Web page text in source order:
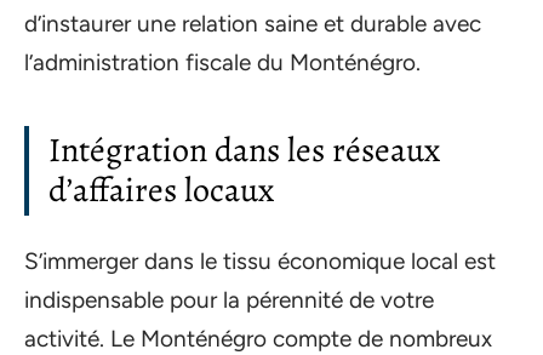
d’instaurer une relation saine et durable avec
l’administration fiscale du Monténégro.
Intégration dans les réseaux
d’affaires locaux
S’immerger dans le tissu économique local est
indispensable pour la pérennité de votre
activité. Le Monténégro compte de nombreux